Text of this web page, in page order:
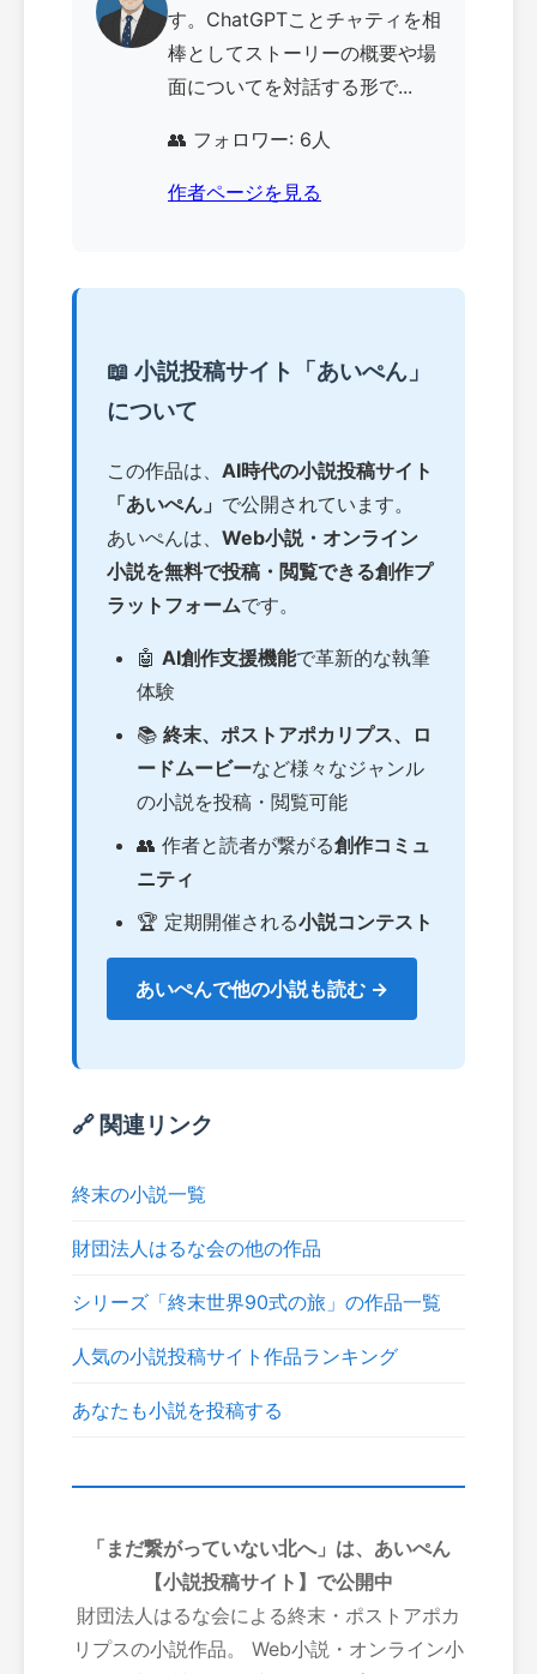
す。ChatGPTことチャティを相
棒としてストーリーの概要や場
面についてを対話する形で...
👥 フォロワー: 6人
作者ページを見る
📖 小説投稿サイト「あいぺん」
について
この作品は、 AI時代の小説投稿サイト
「あいぺん」 で公開されています。
あいぺんは、 Web小説・オンライン
小説を無料で投稿・閲覧できる創作プ
ラットフォームです。
🤖 AI創作支援機能で革新的な執筆
体験
📚 終末、ポストアポカリプス、ロ
ードムービーなど様々なジャンル
の小説を投稿・閲覧可能
👥 作者と読者が繋がる創作コミュ
ニティ
🏆 定期開催される小説コンテスト
あいぺんで他の小説も読む →
🔗 関連リンク
終末の小説一覧
財団法人はるな会の他の作品
シリーズ「終末世界90式の旅」の作品一覧
人気の小説投稿サイト作品ランキング
あなたも小説を投稿する
「まだ繋がっていない北へ」は、あいぺん
【小説投稿サイト】で公開中
財団法人はるな会による終末・ポストアポカ
リプスの小説作品。 Web小説・オンライン小